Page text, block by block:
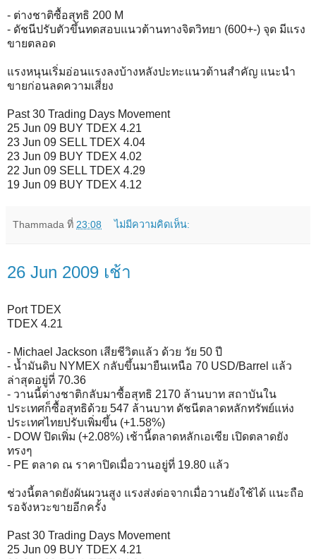
- ต่างชาติซื้อสุทธิ 200 M
- ดัชนีปรับตัวขึ้นทดสอบแนวต้านทางจิตวิทยา (600+-) จุด มีแรง
ขายตลอด
แรงหนุนเริ่มอ่อนแรงลงบ้างหลังปะทะแนวต้านสำคัญ แนะนำ
ขายก่อนลดความเสี่ยง
Past 30 Trading Days Movement
25 Jun 09 BUY TDEX 4.21
23 Jun 09 SELL TDEX 4.04
23 Jun 09 BUY TDEX 4.02
22 Jun 09 SELL TDEX 4.29
19 Jun 09 BUY TDEX 4.12
Thammada ที่ 23:08 ไม่มีความคิดเห็น:
26 Jun 2009 เช้า
Port TDEX
TDEX 4.21
- Michael Jackson เสียชีวิตแล้ว ด้วย วัย 50 ปี
- น้ำมันดิบ NYMEX กลับขึ้นมายืนเหนือ 70 USD/Barrel แล้ว
ล่าสุดอยู่ที่ 70.36
- วานนี้ต่างชาติกลับมาซื้อสุทธิ 2170 ล้านบาท สถาบันใน
ประเทศก็ซื้อสุทธิด้วย 547 ล้านบาท ดัชนีตลาดหลักทรัพย์แห่ง
ประเทศไทยปรับเพิ่มขึ้น (+1.58%)
- DOW ปิดเพิ่ม (+2.08%) เช้านี้ตลาดหลักเอเซีย เปิดตลาดยัง
ทรงๆ
- PE ตลาด ณ ราคาปิดเมื่อวานอยู่ที่ 19.80 แล้ว
ช่วงนี้ตลาดยังผันผวนสูง แรงส่งต่อจากเมื่อวานยังใช้ได้ แนะถือ
รอจังหวะขายอีกครั้ง
Past 30 Trading Days Movement
25 Jun 09 BUY TDEX 4.21